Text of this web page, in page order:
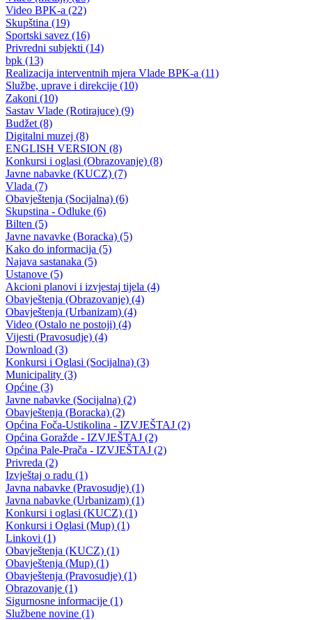
12. redovna sjednica Skupštine BPK Goražde
Poslanici nisu usvojili Izvještaj o izvršenju Budžeta Bosansko-
podrinjskog kantona Goražde za period januar – decembar 2007.
godine
28.06.2008